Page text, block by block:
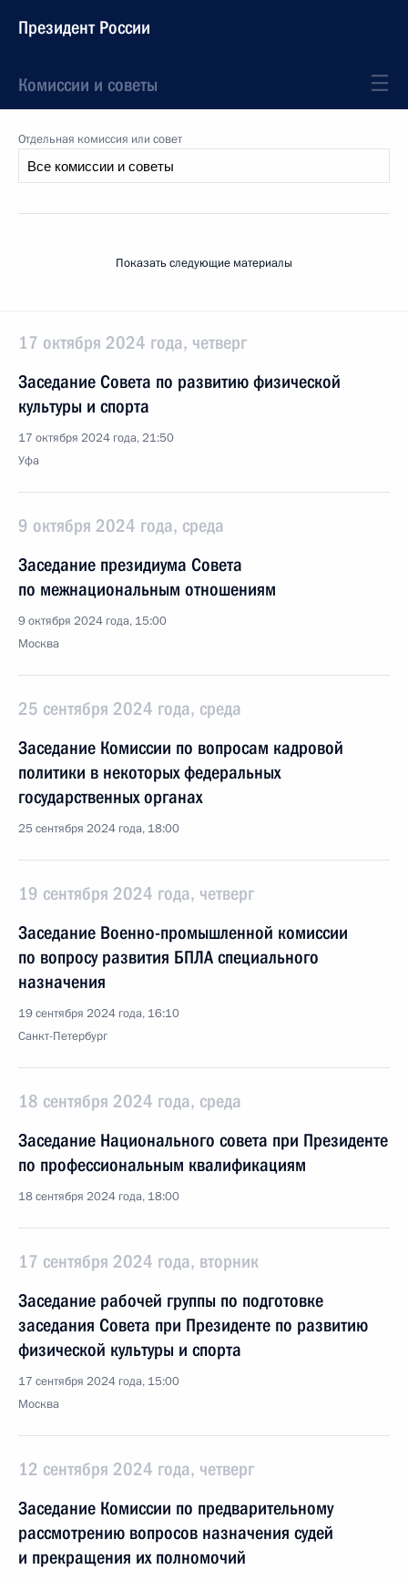
Президент России
Комиссии и советы
Отдельная комиссия или совет
Показать следующие материалы
17 октября 2024 года, четверг
Заседание Совета по развитию физической
культуры и спорта
17 октября 2024 года, 21:50
Уфа
9 октября 2024 года, среда
Заседание президиума Совета
по межнациональным отношениям
9 октября 2024 года, 15:00
Москва
25 сентября 2024 года, среда
Заседание Комиссии по вопросам кадровой
политики в некоторых федеральных
государственных органах
25 сентября 2024 года, 18:00
19 сентября 2024 года, четверг
Заседание Военно-промышленной комиссии
по вопросу развития БПЛА специального
назначения
19 сентября 2024 года, 16:10
Санкт-Петербург
18 сентября 2024 года, среда
Заседание Национального совета при Президенте
по профессиональным квалификациям
18 сентября 2024 года, 18:00
17 сентября 2024 года, вторник
Заседание рабочей группы по подготовке
заседания Совета при Президенте по развитию
физической культуры и спорта
17 сентября 2024 года, 15:00
Москва
12 сентября 2024 года, четверг
Заседание Комиссии по предварительному
рассмотрению вопросов назначения судей
и прекращения их полномочий